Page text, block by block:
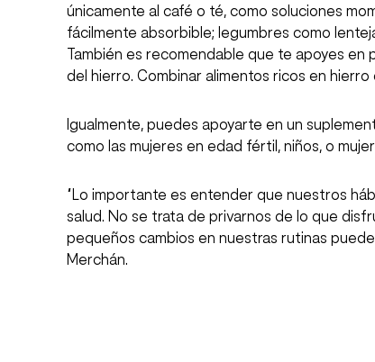
únicamente al café o té, como soluciones
fácilmente absorbible; legumbres como
También es recomendable que te apoyes en
del hierro. Combinar alimentos ricos en
Igualmente, puedes apoyarte en un
como las mujeres en edad fértil, niños, o
“Lo importante es entender que nuestros
salud. No se trata de privarnos de lo que
pequeños cambios en nuestras rutinas
Merchán.